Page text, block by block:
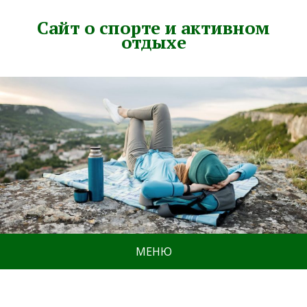
Сайт о спорте и активном
отдыхе
МЕНЮ